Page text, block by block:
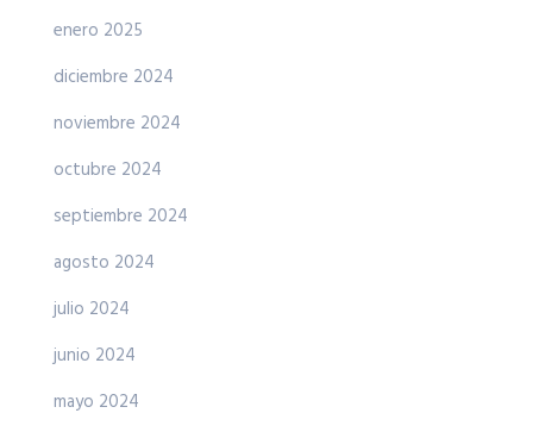
enero 2025
diciembre 2024
noviembre 2024
octubre 2024
septiembre 2024
agosto 2024
julio 2024
junio 2024
mayo 2024